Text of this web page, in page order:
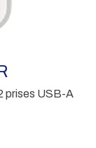
prises USB-A